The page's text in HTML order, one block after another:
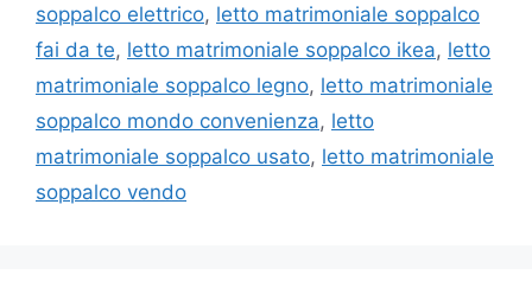
soppalco elettrico, letto matrimoniale soppalco
fai da te, letto matrimoniale soppalco ikea, letto
matrimoniale soppalco legno, letto matrimoniale
soppalco mondo convenienza, letto
matrimoniale soppalco usato, letto matrimoniale
soppalco vendo